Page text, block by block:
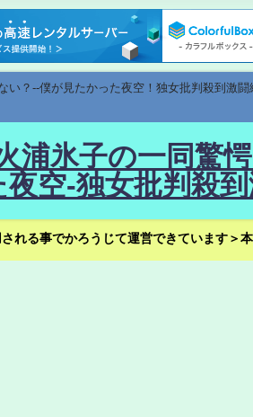
？--僕が見たかった夜空！独女批判殺到激
浦氷子の一同驚
空-独女批判殺
れる事でかろうじて運営できています＞